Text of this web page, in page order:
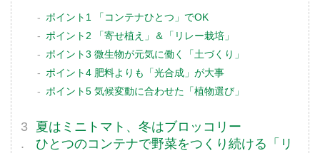
ポイント1 「コンテナひとつ」でOK
ポイント2 「寄せ植え」＆「リレー栽培」
ポイント3 微生物が元気に働く「土づくり」
ポイント4 肥料よりも「光合成」が大事
ポイント5 気候変動に合わせた「植物選び」
夏はミニトマト、冬はブロッコリー
ひとつのコンテナで野菜をつくり続ける「リ